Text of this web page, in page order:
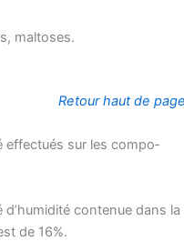
maltoses.
Retour haut de
effec­tués sur les com­po­
conte­nue dans la
de 16%.